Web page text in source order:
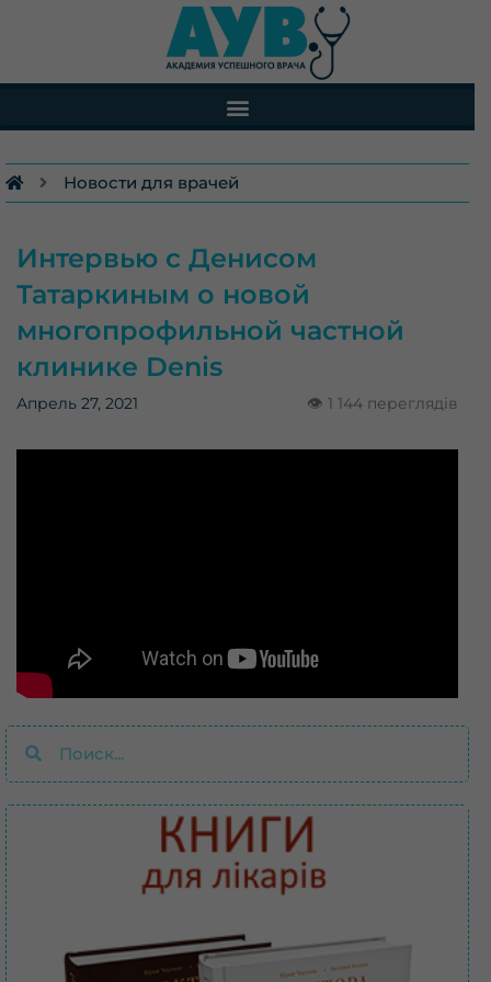
Новости для врачей
Интервью с Денисом
Татаркиным о новой
многопрофильной частной
клинике Denis
Апрель 27, 2021 👁 1 144 переглядів
Поиск